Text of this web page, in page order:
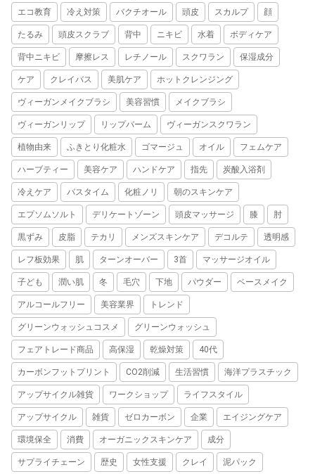
エコ教育 冷え対策 バクチオール 頭皮 スカルプ 顔
たるみ 頭皮スクラブ 背中 ニキビ 水着 ボディケア
背中ニキビ 摩擦レス レチノール スクワラン 保湿成分
ケア クレイバス 美肌ケア ホットクレンジング
ヴィーガンメイクブラシ 美容習慣 メイクブラシ
ヴィーガンリップ リップバーム ヴィーガンスクワラン
植物由来 ふきとり化粧水 ゴマージュ オイル フェムケア
ハーブティー 美容ケア ハンドケア 指先 炭酸入浴剤
冷えケア バスタイム 化粧ノリ 朝のスキンケア
エプソムソルト デリケートゾーン 頭皮マッサージ 膝 肘
黒ずみ 皮脂 テカリ メンズスキンケア デコルテ 透明感
レフ板効果 肌 ターンオーバー 3首 マッサージオイル
子ども 潤い肌 冬 毛穴 下地 パウダー ベースメイク
アルコールフリー 美容業界 トレンド
グリーンウォッシュコスメ グリーンウォッシュ
フェアトレード商品 高保湿 乾燥対策 40代
カーボンフットプリント CO2削減 生活習慣 海洋プラスチック
アップサイクル雑貨 ワークショップ ライフスタイル
アップサイクル 雑貨 ゼロカーボン 企業 エイジングケア
環境保全 消費 オーガニックスキンケア 成分
サプライチェーン 歴史 女性支援 クレイ 泥パック